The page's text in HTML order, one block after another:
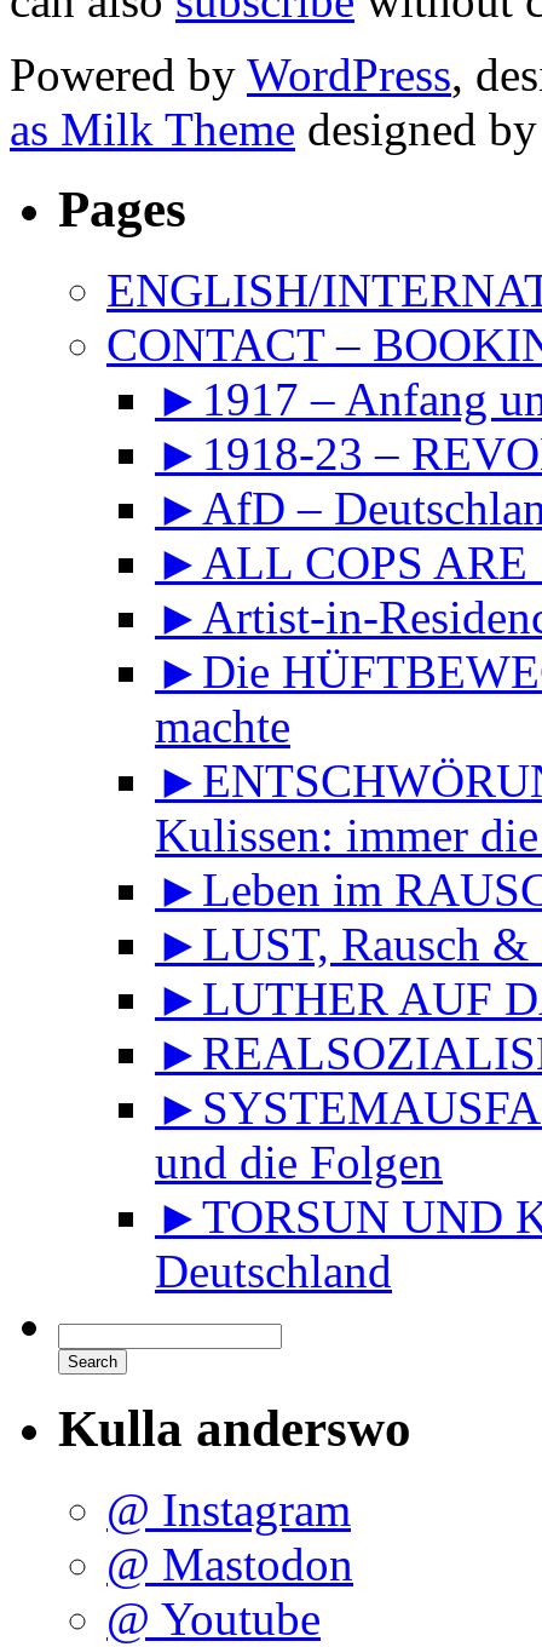
Powered by WordPress,
as Milk Theme designed
Pages
ENGLISH/
CONTACT –
►1917 – Anfang
►1918-23 –
►AfD –
►ALL COPS ARE
►Artist-in-
►Die
machte
Kulissen: immer
►Leben im
►LUST, Rausch
►LUTHER AUF
und die Folgen
►TORSUN UND
Deutschland
Kulla anderswo
@ Instagram
@ Mastodon
@ Youtube